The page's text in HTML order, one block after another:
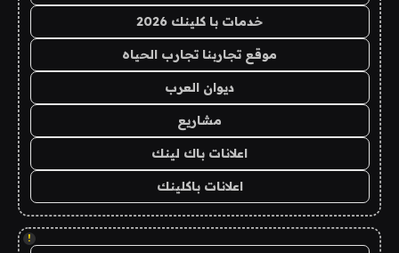
خدمات با كلينك 2026
موقع تجاربنا تجارب الحياه
ديوان العرب
مشاريع
اعلانات باك لينك
اعلانات باكلينك
!